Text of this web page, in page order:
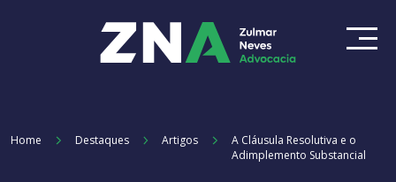
Home Destaques Artigos
A Cláusula Resolutiva e o
Adimplemento Substancial